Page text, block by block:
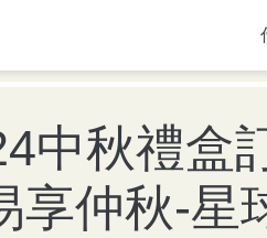
中秋禮盒
享仲秋-星